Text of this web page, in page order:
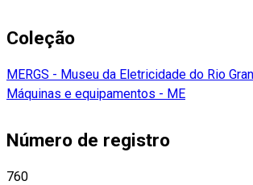
Coleção
MERGS - Museu da Eletricidade do Rio
Máquinas e equipamentos - ME
Número de registro
760